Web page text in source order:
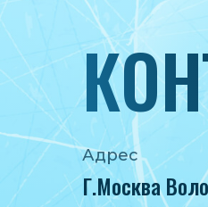
Адрес
Г.Москва